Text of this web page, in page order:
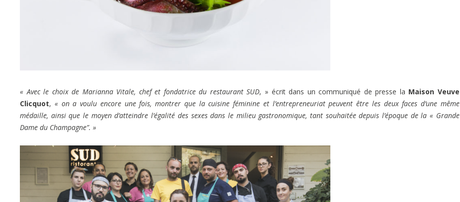
« Avec le choix de Marianna Vitale, chef et fondatrice du restaurant SUD, » écrit dans un communiqué de presse la Maison Veuve
Clicquot, « on a voulu encore une fois, montrer que la cuisine féminine et l’entrepreneuriat peuvent être les deux faces d’une même
médaille, ainsi que le moyen d’atteindre l’égalité des sexes dans le milieu gastronomique, tant souhaitée depuis l’époque de la « Grande
Dame du Champagne”. »